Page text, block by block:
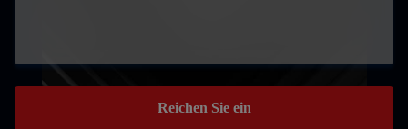
Reichen Sie ein